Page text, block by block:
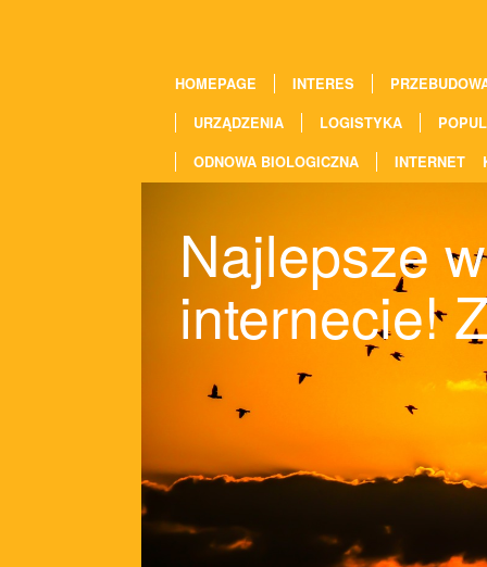
HOMEPAGE INTERES
URZĄDZENIA
LOGISTYKA
ODNOWA BIOLOGICZNA
INTERNET
Najlepsze
internecie!